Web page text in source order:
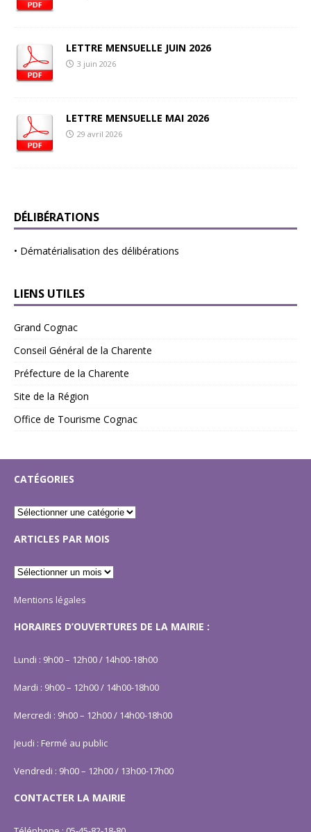
LETTRE MENSUELLE JUIN 2026
3 juin 2026
LETTRE MENSUELLE MAI 2026
29 avril 2026
DÉLIBÉRATIONS
• Dématérialisation des délibérations
LIENS UTILES
Grand Cognac
Conseil Général de la Charente
Préfecture de la Charente
Site de la Région
Office de Tourisme Cognac
CATÉGORIES
ARTICLES PAR MOIS
Mentions légales
HORAIRES D’OUVERTURES DE LA MAIRIE :
Lundi : 9h00 – 12h00 / 14h00-18h00
Mardi : 9h00 – 12h00 / 14h00-18h00
Mercredi : 9h00 – 12h00 / 14h00-18h00
Jeudi : Fermé au public
Vendredi : 9h00 – 12h00 / 13h00-17h00
CONTACTER LA MAIRIE